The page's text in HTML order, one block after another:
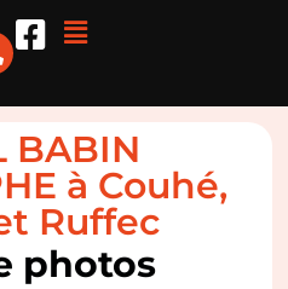
BABIN
à Couhé,
Ruffec
photos